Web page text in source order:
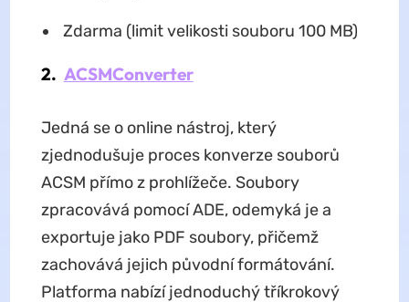
Zdarma (limit velikosti souboru 100 MB)
2. ACSMConverter
Jedná se o online nástroj, který
zjednodušuje proces konverze souborů
ACSM přímo z prohlížeče. Soubory
zpracovává pomocí ADE, odemyká je a
exportuje jako PDF soubory, přičemž
zachovává jejich původní formátování.
Platforma nabízí jednoduchý tříkrokový